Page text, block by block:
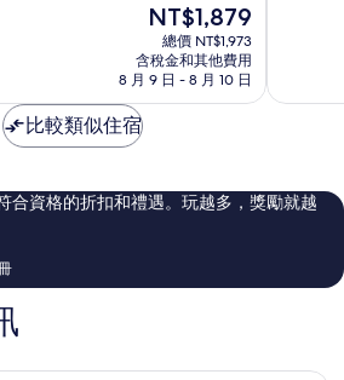
現
在
價
格
為
NT$1,879
總價 NT$1,973
含稅金和其他費用
8 月 9 日 - 8 月 10 日
哦，
論
比較類似住宿
合資格的折扣和禮遇。玩越多，獎勵就越